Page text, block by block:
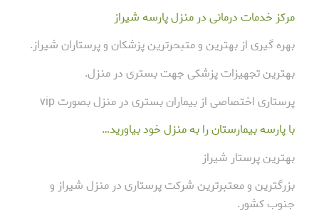
مرکز خدمات درمانی در منزل پارسه شیراز
بهره گیری از بهترین و متبحرترین پزشکان و پرستاران شیراز.
بهترین تجهیزات پزشکی جهت بستری در منزل.
پرستاری اختصاصی از بیماران بستری در منزل بصورت vip
با پارسه بیمارستان را به منزل خود بیاورید…
بهترین پرستار شیراز
بزرگترین و معتبرترین شرکت پرستاری در منزل شیراز و
جنوب کشور.